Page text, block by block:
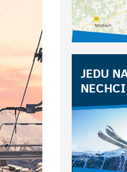
JEDU